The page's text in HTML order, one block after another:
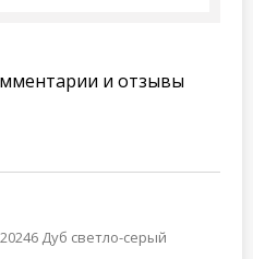
и отзывы
Дуб светло-серый